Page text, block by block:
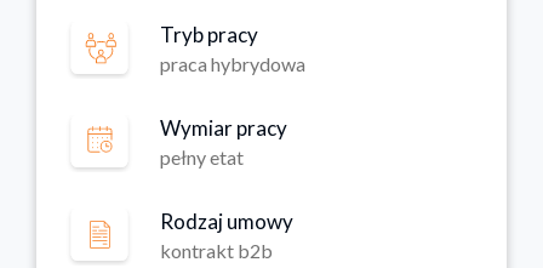
Tryb pracy
praca hybrydowa
Wymiar pracy
pełny etat
Rodzaj umowy
kontrakt b2b